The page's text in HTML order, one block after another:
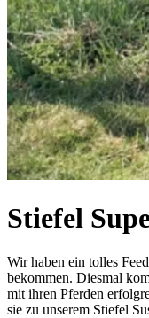
Stiefel
Wir haben ein tolles
bekommen. Diesmal
mit ihren Pferden
sie zu unserem Stiefel